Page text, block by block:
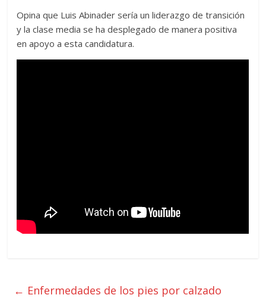
Opina que Luis Abinader sería un liderazgo de transición
y la clase media se ha desplegado de manera positiva
en apoyo a esta candidatura.
← Enfermedades de los pies por calzado